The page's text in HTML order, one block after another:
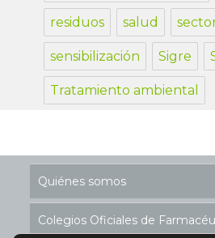
residuos salud
sensibilización Sigre
Tratamiento ambiental
Quiénes somos
Colegios Oficiales de